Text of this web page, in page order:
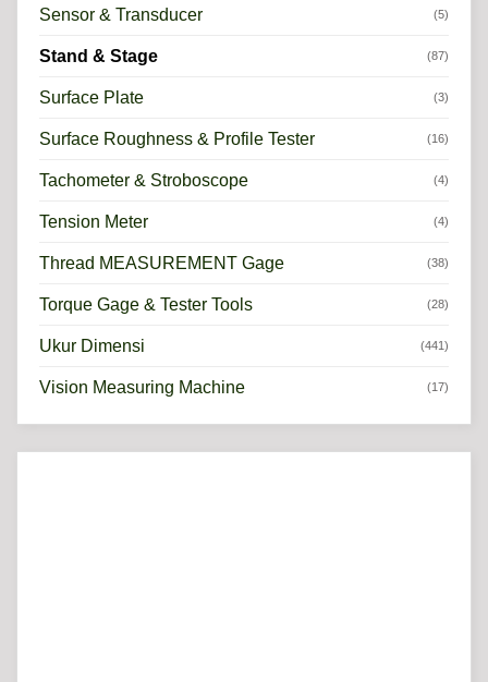
Sensor & Transducer (5)
Stand & Stage (87)
Surface Plate (3)
Surface Roughness & Profile Tester (16)
Tachometer & Stroboscope (4)
Tension Meter (4)
Thread MEASUREMENT Gage (38)
Torque Gage & Tester Tools (28)
Ukur Dimensi (441)
Vision Measuring Machine (17)